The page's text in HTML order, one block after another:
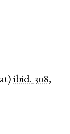
)ibid. 308,